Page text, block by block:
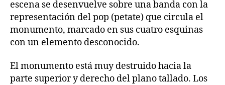
escena se desenvuelve sobre una banda con la
representación del pop (petate) que circula el
monumento, marcado en sus cuatro esquinas
con un elemento desconocido.
El monumento está muy destruido hacia la
parte superior y derecho del plano tallado. Los